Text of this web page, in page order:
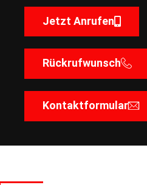
Jetzt Anrufen
Rückrufwunsch
Kontaktformular